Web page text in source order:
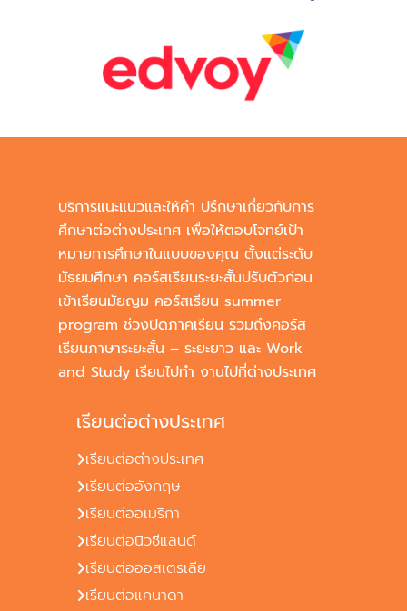
บริการแนะแนวและให้คำ ปรึกษาเกี่ยวกับการ
ศึกษาต่อต่างประเทศ เพื่อให้ตอบโจทย์เป้า
หมายการศึกษาในแบบของคุณ ตั้งแต่ระดับ
มัธยมศึกษา คอร์สเรียนระยะสั้นปรับตัวก่อน
เข้าเรียนมัยญม คอร์สเรียน summer
program ช่วงปิดภาคเรียน รวมถึงคอร์ส
เรียนภาษาระยะสั้น – ระยะยาว และ Work
and Study เรียนไปทำ งานไปที่ต่างประเทศ
เรียนต่อต่างประเทศ
เรียนต่อต่างประเทศ
เรียนต่ออังกฤษ
เรียนต่ออเมริกา
เรียนต่อนิวซีแลนด์
เรียนต่อออสเตรเลีย
เรียนต่อแคนาดา